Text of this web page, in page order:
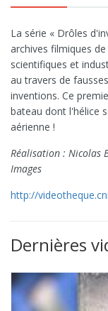
La série « Drôles
archives filmiques
scientifiques et
au travers de
inventions. Ce
bateau dont l'hélice
aérienne !
Réalisation : Nicolas
Images
http://
Dernières